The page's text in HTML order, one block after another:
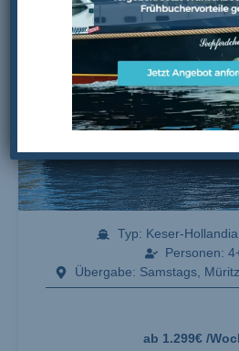
Typ: Keser-
Personen:
Übergabe: Samstags,
ab 1.299€ /